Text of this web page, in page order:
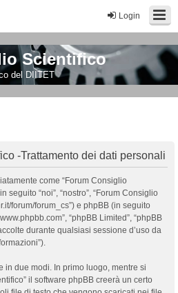
Login
Scientifico
del DIITET
-Trattamento dei dati personali
come “Forum Consiglio
seguito “noi”, “nostro”, “Forum Consiglio
forum/forum_cs”) e phpBB (in seguito
“phpBB Limited”, “phpBB
durante qualsiasi sessione d’uso da
in due modi. In primo luogo, mentre si
il software phpBB creerà un certo